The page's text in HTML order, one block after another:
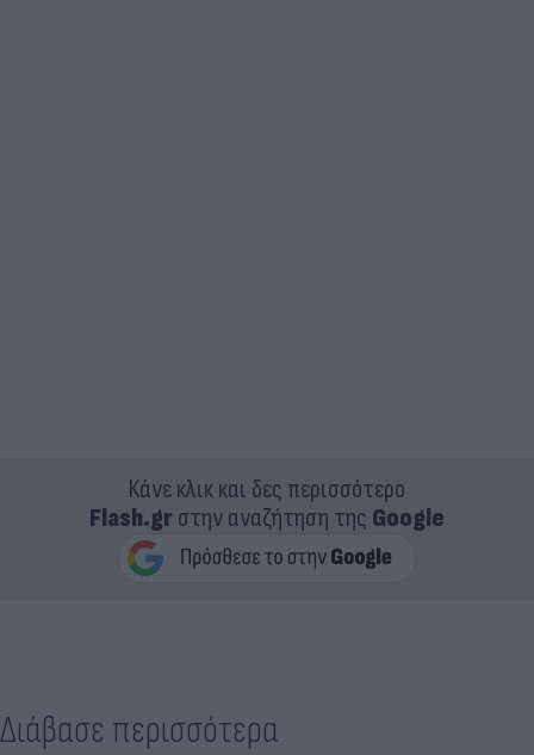
Κάνε κλικ και δες περισσότερο
Flash.grστην αναζήτηση της Google
Διάβασε περισσότερα